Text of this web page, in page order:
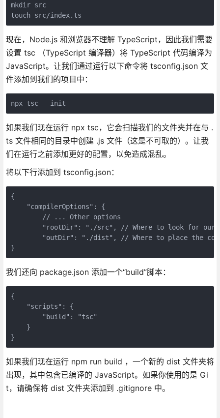
mkdir src
touch src/index.ts
现在，Node.js 和浏览器不理解 TypeScript，因此我们需要
设置 tsc （TypeScript 编译器）将 TypeScript 代码编译为
JavaScript。让我们通过运行以下命令将 tsconfig.json 文
件添加到我们的项目中：
npx tsc --init
如果我们现在运行 npx tsc，它会扫描我们的文件夹并在与 .
ts 文件相同的目录中创建 .js 文件（这是不可取的）。让我
们在运行之前添加更好的配置，以免造成混乱。
将以下行添加到 tsconfig.json：
{
    "compilerOptions": {
        // ... Other options
"rootDir": "./src", // Where to look for our
"outDir": "./dist", // Where to place the
}
我们还向 package.json 添加一个“build”脚本：
{
    "scripts": {
        "build": "tsc"
    }
}
如果我们现在运行 npm run build ，一个新的 dist 文件夹将
出现，其中包含已编译的 JavaScript。如果你使用的是 Gi
t，请确保将 dist 文件夹添加到 .gitignore 中。